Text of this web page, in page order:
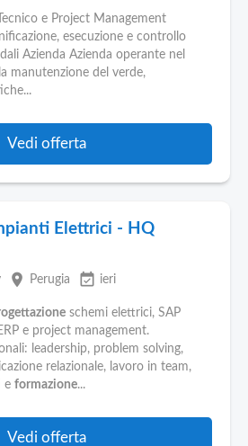
e Project Management
esecuzione e controllo
Azienda Azienda operante nel
manutenzione del verde,
Vedi offerta
Elettrici - HQ
place Perugia event_available ieri
schemi elettrici, SAP
e project management.
leadership, problem solving,
relazionale, lavoro in team,
e formazione...
Vedi offerta